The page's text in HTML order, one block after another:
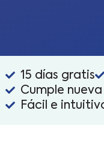
15 días gratis
Cumple
Fácil e